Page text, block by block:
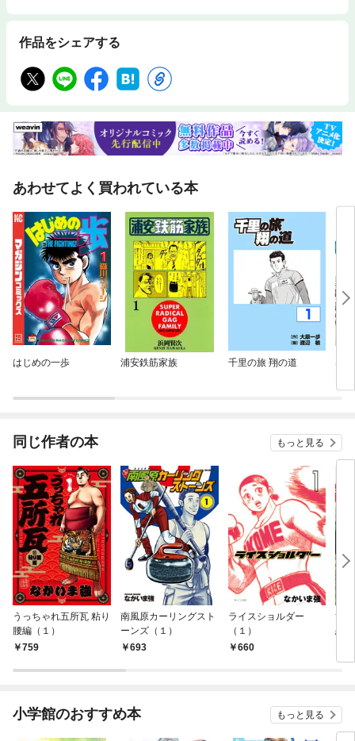
作品をシェアする
あわせてよく買われている本
はじめの一歩 浦安鉄筋家族 千里の旅 翔の道
同じ作者の本 もっと見る
うっちゃれ五所瓦 粘り
腰編（１）
759
南風原カーリングスト
ーンズ（１）
693
ライスショルダー
（１）
660
黄
恋
小学館のおすすめ本 もっと見る